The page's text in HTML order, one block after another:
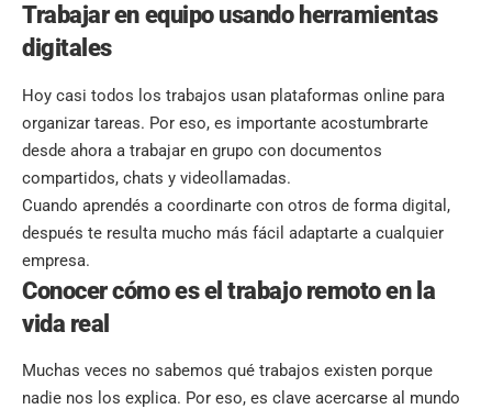
Trabajar en equipo usando herramientas
digitales
Hoy casi todos los trabajos usan plataformas online para
organizar tareas. Por eso, es importante acostumbrarte
desde ahora a trabajar en grupo con documentos
compartidos, chats y videollamadas.
Cuando aprendés a coordinarte con otros de forma digital,
después te resulta mucho más fácil adaptarte a cualquier
empresa.
Conocer cómo es el trabajo remoto en la
vida real
Muchas veces no sabemos qué trabajos existen porque
nadie nos los explica. Por eso, es clave acercarse al mundo